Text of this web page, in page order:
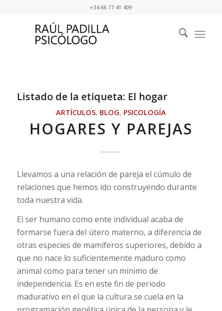
+34 66 77 41 409
Listado de la etiqueta: El hogar
ARTÍCULOS, BLOG, PSICOLOGÍA
HOGARES Y PAREJAS
Llevamos a una relación de pareja el cúmulo de
relaciones que hemos ido construyendo durante
toda nuestra vida.
El ser humano como ente individual acaba de
formarse fuera del útero materno, a diferencia de
otras especies de mamíferos superiores, debido a
que no nace lo suficientemente maduro como
animal como para tener un mínimo de
independencia. Es en este fin de periodo
madurativo en el que la cultura se cuela en la